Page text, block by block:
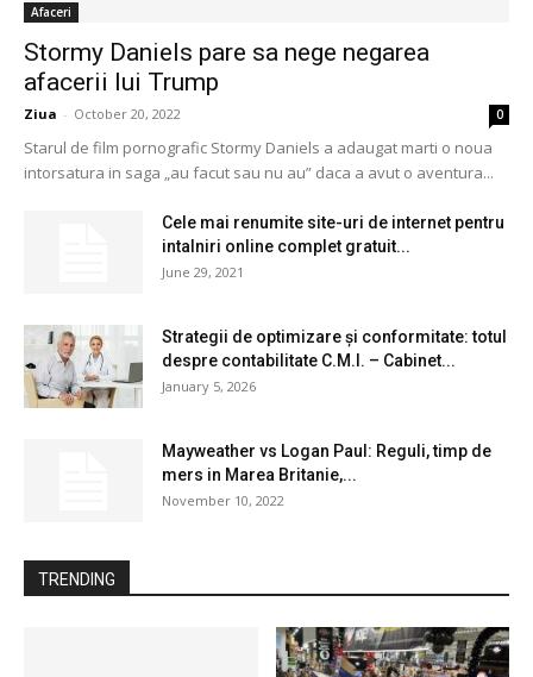
Afaceri
Stormy Daniels pare sa nege negarea
afacerii lui Trump
Ziua - October 20, 2022 0
Starul de film pornografic Stormy Daniels a adaugat marti o noua
intorsatura in saga „au facut sau nu au” daca a avut o aventura...
Cele mai renumite site-uri de internet pentru
intalniri online complet gratuit...
June 29, 2021
Strategii de optimizare și conformitate: totul
despre contabilitate C.M.I. – Cabinet...
January 5, 2026
Mayweather vs Logan Paul: Reguli, timp de
mers in Marea Britanie,...
November 10, 2022
TRENDING